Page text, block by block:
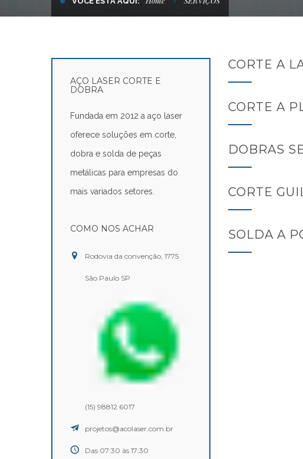
CORTE A
CORTE A
DOBRAS
CORTE
SOLDA A
AÇO LASER CORTE E
DOBRA
Fundada em 2012 a aço laser
oferece soluções em corte,
dobra e solda de peças
metálicas para empresas do
mais variados setores.
COMO NOS ACHAR
Rodovia da convenção, 1775
São Paulo SP
(15) 98812 6017
projetos@acolaser.com.br
Das 07:30 às 17:30